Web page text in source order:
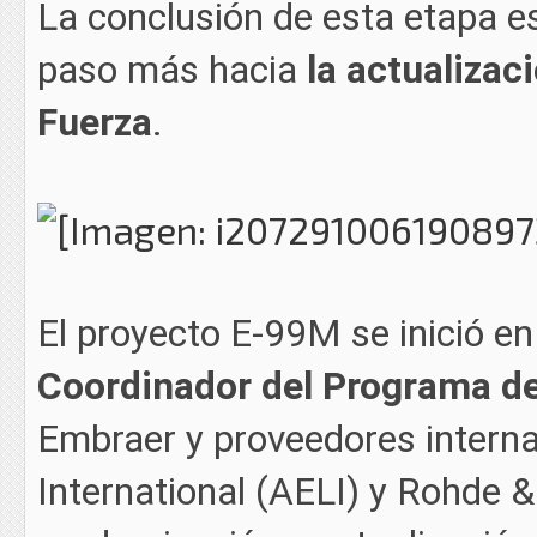
La conclusión de esta etapa
paso más hacia la
Fuerza.
El proyecto E-99M se inició
Coordinador del Programa
Embraer y proveedores
International (AELI) y Rohde